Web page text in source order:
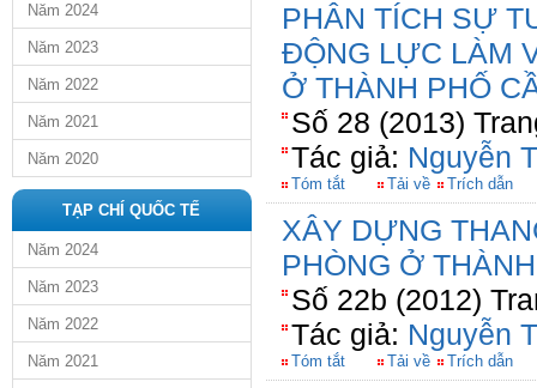
Năm 2024
Năm 2023
Năm 2022
Năm 2021
Năm 2020
TẠP CHÍ QUỐC TẾ
Năm 2024
Năm 2023
Năm 2022
Năm 2021
PHÂN TÍCH SỰ
ĐỘNG LỰC LÀM
Ở THÀNH PHỐ
Số 28 (2013)
Tác giả: Nguyễn
Tóm tắt Tải về Trích dẫn
XÂY DỰNG
PHÒNG Ở
Số 22b (2012)
Tác giả: Nguyễn
Tóm tắt Tải về Trích dẫn